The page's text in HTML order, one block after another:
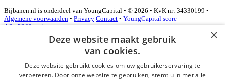
Bijbanen.nl is onderdeel van YoungCapital • © 2026 • KvK nr: 34330199 •
Algemene voorwaarden • Privacy Contact • YoungCapital score
4.3 - 3366 reviews
Inloggen als bedrijf
×
Deze website maakt gebruik
van cookies.
Deze website gebruikt cookies om uw gebruikerservaring te
verbeteren. Door onze website te gebruiken, stemt u in met alle